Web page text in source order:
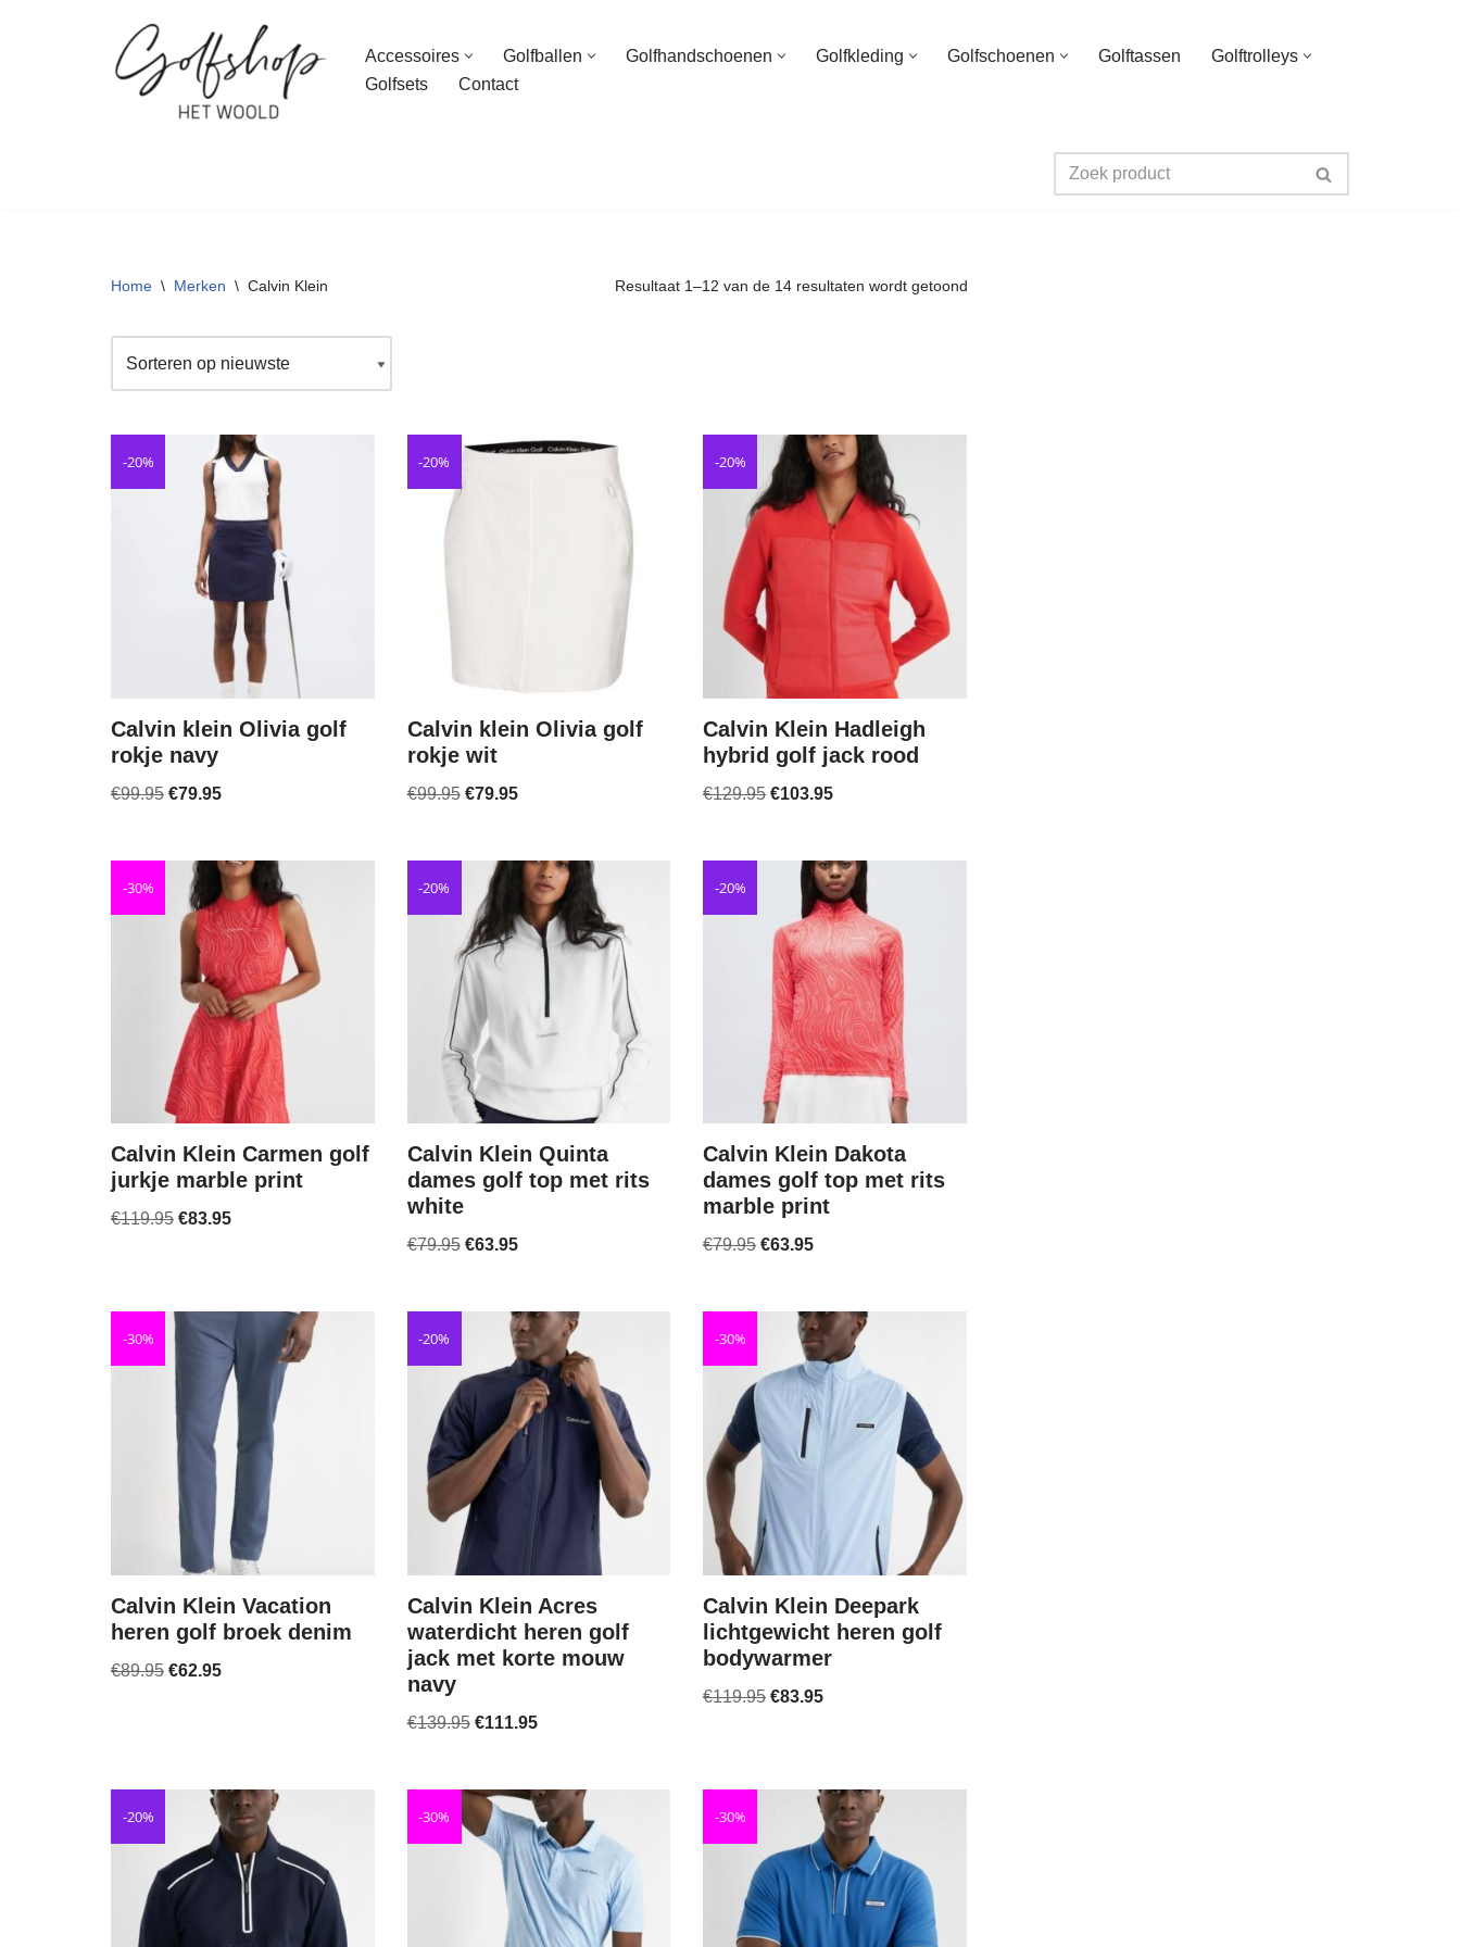
Accessoires Golfballen Golfhandschoenen Golfkleding Golfschoenen Golftassen
Golftrolleys
Golfsets
Contact
Home \ Merken \ Calvin Klein Resultaat 1–12 van de 14 resultaten wordt getoond
-20%
Calvin klein Olivia golf
rokje navy
€99.95 €79.95
-20%
Calvin klein Olivia golf
rokje wit
€99.95 €79.95
-20%
Calvin Klein Hadleigh
hybrid golf jack rood
€129.95 €103.95
-30%
Calvin Klein Carmen golf
jurkje marble print
€119.95 €83.95
-20%
Calvin Klein Quinta
dames golf top met rits
white
€79.95 €63.95
-20%
Calvin Klein Dakota
dames golf top met rits
marble print
€79.95 €63.95
-30%
Calvin Klein Vacation
heren golf broek denim
€89.95 €62.95
-20%
Calvin Klein Acres
waterdicht heren golf
jack met korte mouw
navy
€139.95 €111.95
-30%
Calvin Klein Deepark
lichtgewicht heren golf
bodywarmer
€119.95 €83.95
-20% -30% -30%